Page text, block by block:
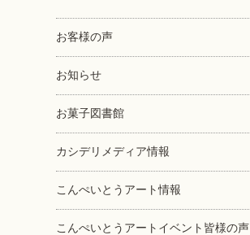
お客様の声
お知らせ
お菓子図書館
カシデリメディア情報
こんぺいとうアート情報
こんぺいとうアートイベント皆様の声